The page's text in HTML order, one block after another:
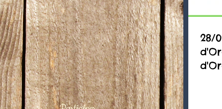
28/